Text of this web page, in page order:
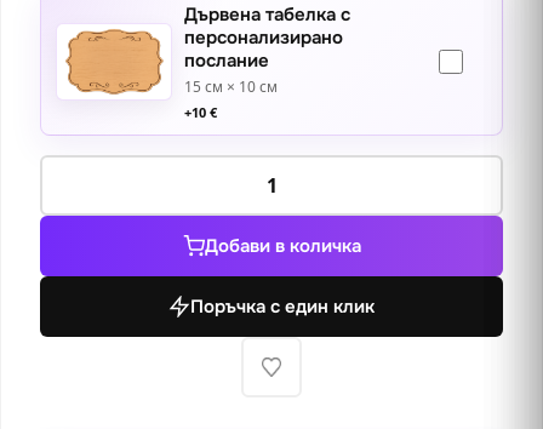
Дървена табелка с
персонализирано
послание
15 см × 10 см
+10 €
количество
Дамата
хермелина
Добави в количка
Поръчка с един клик